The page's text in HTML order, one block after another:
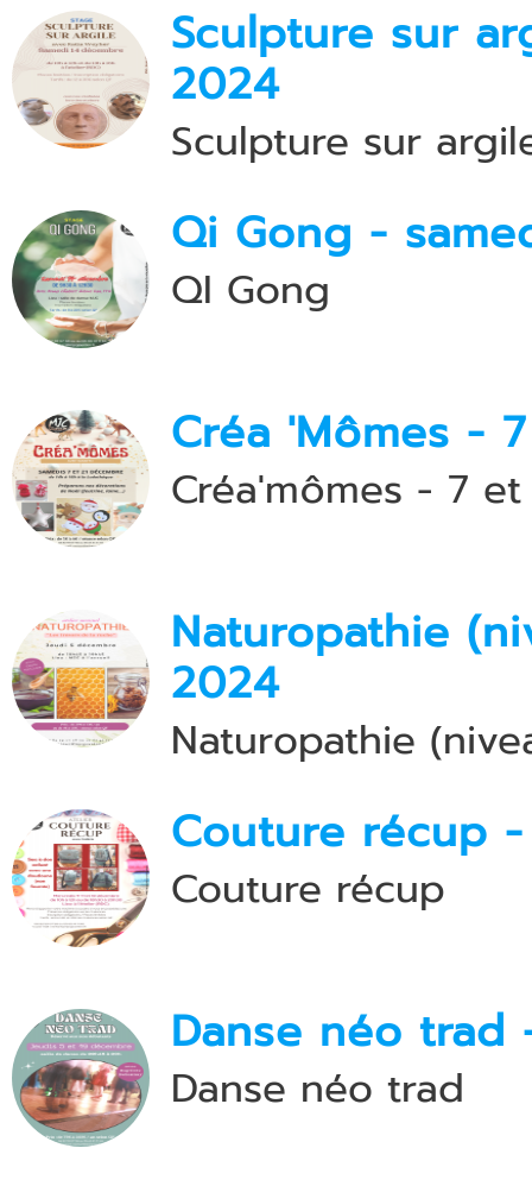
Sculpture sur
2024
Sculpture sur
Qi Gong -
QI Gong
Créa 'Mômes -
Créa'mômes - 7
Naturopathie
2024
Naturopathie
Couture récup
Couture récup
Danse néo
Danse néo trad